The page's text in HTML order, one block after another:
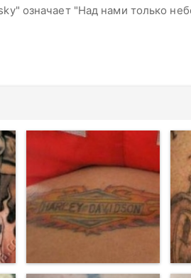
означает "Над нами только